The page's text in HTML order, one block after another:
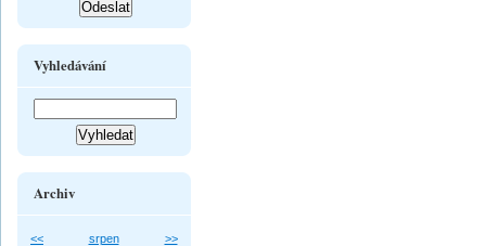
Vyhledávání
Archiv
<< srpen
>>